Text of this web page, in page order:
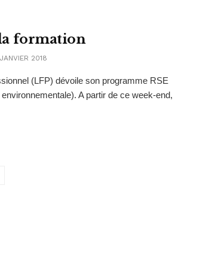
formation
2018
(LFP) dévoile son programme RSE
A partir de ce week-end,